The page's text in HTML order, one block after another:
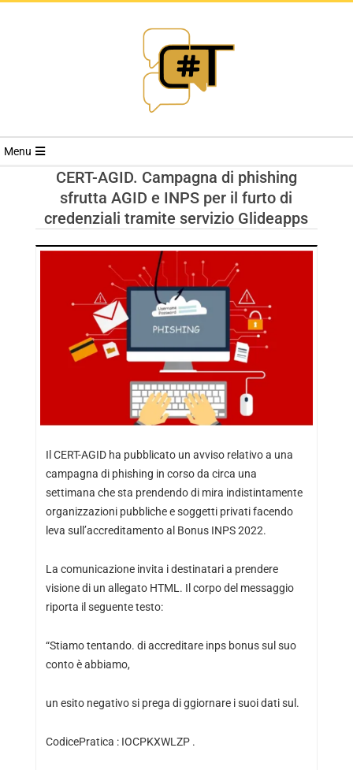
RIVISTA
TRENDS
Menu
CERT-AGID. Campagna di phishing
sfrutta AGID e INPS per il furto di
credenziali tramite servizio Glideapps
Il CERT-AGID ha pubblicato un avviso relativo a una
campagna di phishing in corso da circa una
settimana che sta prendendo di mira indistintamente
organizzazioni pubbliche e soggetti privati facendo
leva sull’accreditamento al Bonus INPS 2022.
La comunicazione invita i destinatari a prendere
visione di un allegato HTML. Il corpo del messaggio
riporta il seguente testo:
“Stiamo tentando. di accreditare inps bonus sul suo
conto è abbiamo,
un esito negativo si prega di ggiornare i suoi dati sul.
CodicePratica : IOCPKXWLZP .